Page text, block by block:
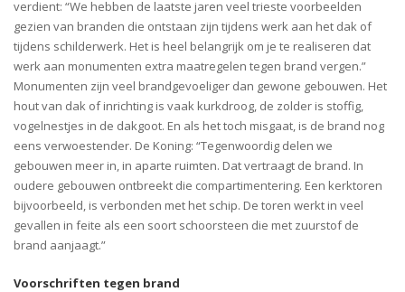
verdient: “We hebben de laatste jaren veel trieste voorbeelden
gezien van branden die ontstaan zijn tijdens werk aan het dak of
tijdens schilderwerk. Het is heel belangrijk om je te realiseren dat
werk aan monumenten extra maatregelen tegen brand vergen.”
Monumenten zijn veel brandgevoeliger dan gewone gebouwen. Het
hout van dak of inrichting is vaak kurkdroog, de zolder is stoffig,
vogelnestjes in de dakgoot. En als het toch misgaat, is de brand nog
eens verwoestender. De Koning: “Tegenwoordig delen we
gebouwen meer in, in aparte ruimten. Dat vertraagt de brand. In
oudere gebouwen ontbreekt die compartimentering. Een kerktoren
bijvoorbeeld, is verbonden met het schip. De toren werkt in veel
gevallen in feite als een soort schoorsteen die met zuurstof de
brand aanjaagt.”
Voorschriften tegen brand